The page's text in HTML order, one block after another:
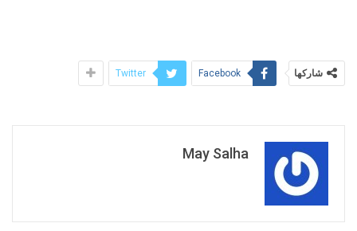
شاركها Facebook
Twitter
May Salha